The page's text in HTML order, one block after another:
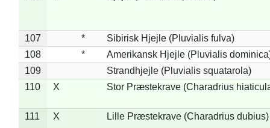
107 *
Sibirisk Hjejle (Pluvialis fulva)
108
*
Amerikansk Hjejle (Pluvialis
109
Strandhjejle (Pluvialis squatarola)
110
X Stor Præstekrave (Charadrius
111 X Lille Præstekrave (Charadrius dubius)